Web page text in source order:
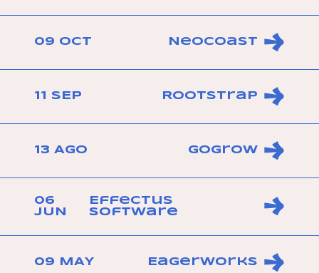
09 OCT Neocoast
11 SEP Rootstrap
13 AGO GoGrow
06
JUN
Effectus
Software
09 MAY Eagerworks